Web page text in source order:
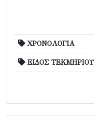
ΧΡΟΝΟΛΟΓΙΑ
ΕΙΔΟΣ ΤΕΚΜΗΡΙΟΥ